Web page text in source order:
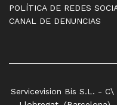
POLÍTICA DE REDES
CANAL DE DENUNCIAS
Servicevision Bis S.L. -